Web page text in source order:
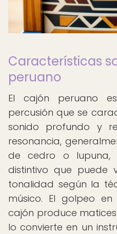
Características
peruano
El cajón peruano
percusión que se
sonido profundo y
resonancia,
de cedro o
distintivo que puede
tonalidad según la
músico. El golpeo
cajón produce
lo convierte en un